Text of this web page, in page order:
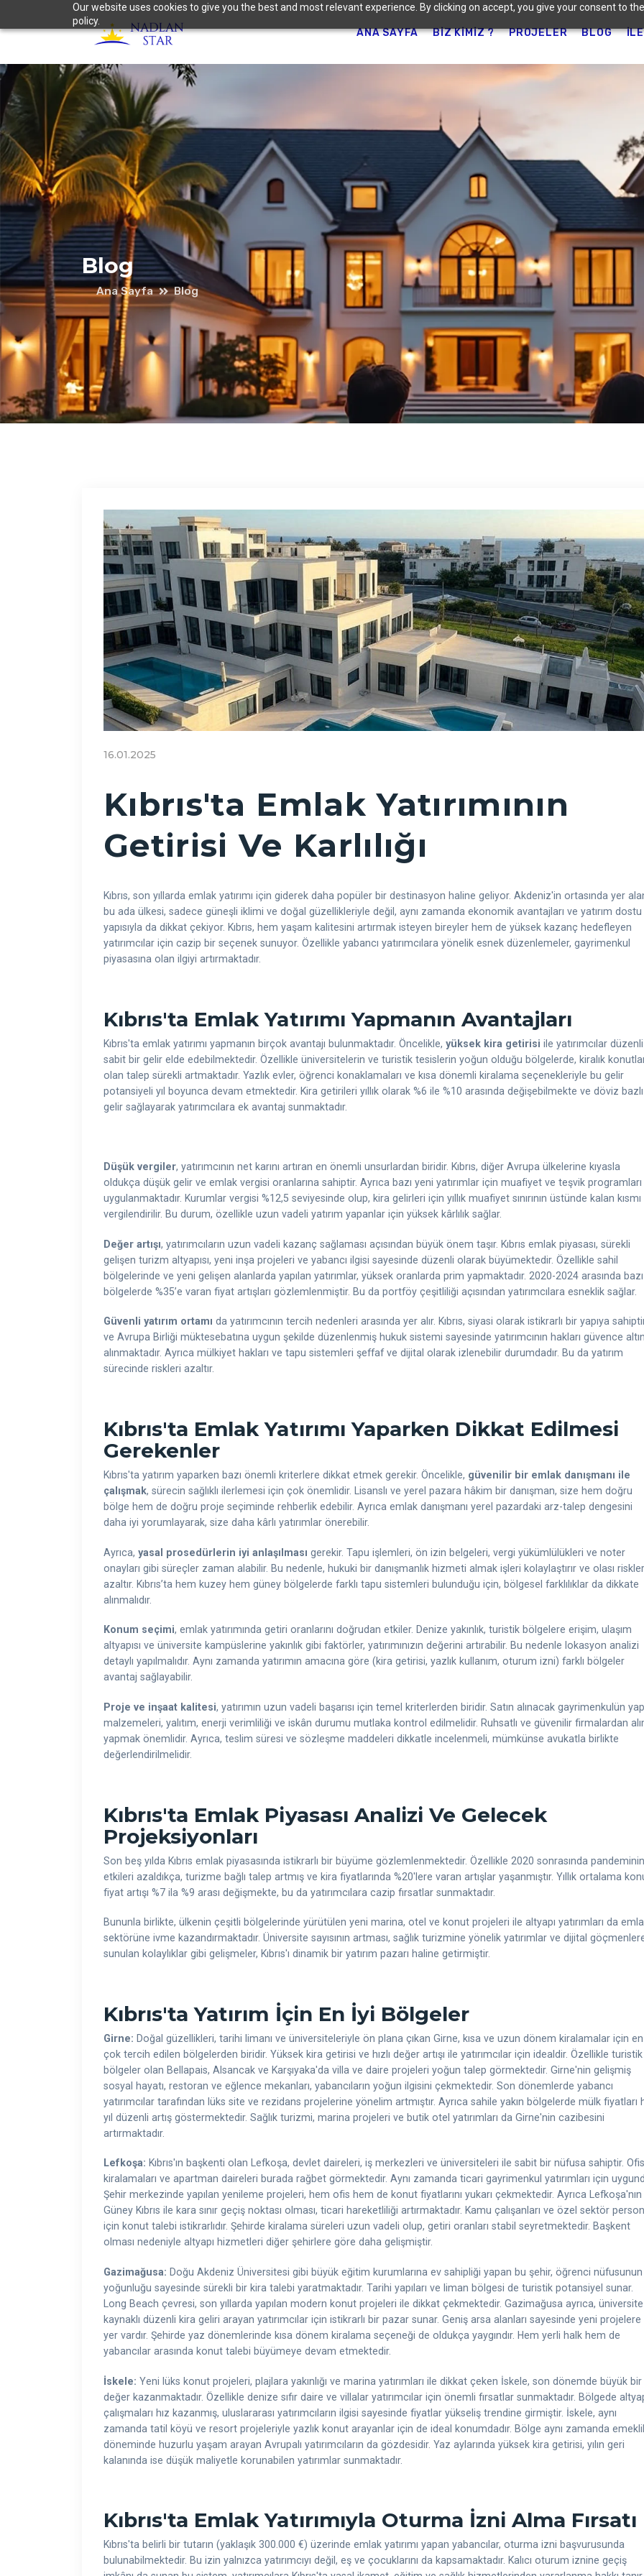
Our website uses cookies to give you the best and most relevant experience. By clicking on accept, you give your consent to
policy.
ANA SAYFA BIZ KIMIZ ? PROJELER BLOG
Blog
Ana Sayfa Blog
16.01.2025
Kıbrıs'ta Emlak Yatırımının
Getirisi Ve Karlılığı
Kıbrıs, son yıllarda emlak yatırımı için giderek daha popüler bir destinasyon haline geliyor. Akdeniz'in ortasında yer
bu ada ülkesi, sadece güneşli iklimi ve doğal güzellikleriyle değil, aynı zamanda ekonomik avantajları ve yatırım dostu
yapısıyla da dikkat çekiyor. Kıbrıs, hem yaşam kalitesini artırmak isteyen bireyler hem de yüksek kazanç hedefleyen
yatırımcılar için cazip bir seçenek sunuyor. Özellikle yabancı yatırımcılara yönelik esnek düzenlemeler, gayrimenkul
piyasasına olan ilgiyi artırmaktadır.
Kıbrıs'ta Emlak Yatırımı Yapmanın Avantajları
Kıbrıs'ta emlak yatırımı yapmanın birçok avantajı bulunmaktadır. Öncelikle, yüksek kira getirisi ile yatırımcılar
sabit bir gelir elde edebilmektedir. Özellikle üniversitelerin ve turistik tesislerin yoğun olduğu bölgelerde, kiralık
olan talep sürekli artmaktadır. Yazlık evler, öğrenci konaklamaları ve kısa dönemli kiralama seçenekleriyle bu gelir
potansiyeli yıl boyunca devam etmektedir. Kira getirileri yıllık olarak %6 ile %10 arasında değişebilmekte ve döviz bazlı
gelir sağlayarak yatırımcılara ek avantaj sunmaktadır.
Düşük vergiler, yatırımcının net karını artıran en önemli unsurlardan biridir. Kıbrıs, diğer Avrupa ülkelerine kıyasla
oldukça düşük gelir ve emlak vergisi oranlarına sahiptir. Ayrıca bazı yeni yatırımlar için muafiyet ve teşvik programları
uygulanmaktadır. Kurumlar vergisi %12,5 seviyesinde olup, kira gelirleri için yıllık muafiyet sınırının üstünde kalan kısmı
vergilendirilir. Bu durum, özellikle uzun vadeli yatırım yapanlar için yüksek kârlılık sağlar.
Değer artışı, yatırımcıların uzun vadeli kazanç sağlaması açısından büyük önem taşır. Kıbrıs emlak piyasası, sürekli
gelişen turizm altyapısı, yeni inşa projeleri ve yabancı ilgisi sayesinde düzenli olarak büyümektedir. Özellikle sahil
bölgelerinde ve yeni gelişen alanlarda yapılan yatırımlar, yüksek oranlarda prim yapmaktadır. 2020-2024 arasında bazı
bölgelerde %35’e varan fiyat artışları gözlemlenmiştir. Bu da portföy çeşitliliği açısından yatırımcılara esneklik sağlar.
Güvenli yatırım ortamı da yatırımcının tercih nedenleri arasında yer alır. Kıbrıs, siyasi olarak istikrarlı bir yapıya
ve Avrupa Birliği müktesebatına uygun şekilde düzenlenmiş hukuk sistemi sayesinde yatırımcının hakları güvence
alınmaktadır. Ayrıca mülkiyet hakları ve tapu sistemleri şeffaf ve dijital olarak izlenebilir durumdadır. Bu da yatırım
sürecinde riskleri azaltır.
Kıbrıs'ta Emlak Yatırımı Yaparken Dikkat Edilmesi
Gerekenler
Kıbrıs'ta yatırım yaparken bazı önemli kriterlere dikkat etmek gerekir. Öncelikle, güvenilir bir emlak danışmanı ile
çalışmak, sürecin sağlıklı ilerlemesi için çok önemlidir. Lisanslı ve yerel pazara hâkim bir danışman, size hem doğru
bölge hem de doğru proje seçiminde rehberlik edebilir. Ayrıca emlak danışmanı yerel pazardaki arz-talep dengesini
daha iyi yorumlayarak, size daha kârlı yatırımlar önerebilir.
Ayrıca, yasal prosedürlerin iyi anlaşılması gerekir. Tapu işlemleri, ön izin belgeleri, vergi yükümlülükleri ve noter
onayları gibi süreçler zaman alabilir. Bu nedenle, hukuki bir danışmanlık hizmeti almak işleri kolaylaştırır ve olası
azaltır. Kıbrıs’ta hem kuzey hem güney bölgelerde farklı tapu sistemleri bulunduğu için, bölgesel farklılıklar da dikkate
alınmalıdır.
Konum seçimi, emlak yatırımında getiri oranlarını doğrudan etkiler. Denize yakınlık, turistik bölgelere erişim, ulaşım
altyapısı ve üniversite kampüslerine yakınlık gibi faktörler, yatırımınızın değerini artırabilir. Bu nedenle lokasyon analizi
detaylı yapılmalıdır. Aynı zamanda yatırımın amacına göre (kira getirisi, yazlık kullanım, oturum izni) farklı bölgeler
avantaj sağlayabilir.
Proje ve inşaat kalitesi, yatırımın uzun vadeli başarısı için temel kriterlerden biridir. Satın alınacak gayrimenkulün
malzemeleri, yalıtım, enerji verimliliği ve iskân durumu mutlaka kontrol edilmelidir. Ruhsatlı ve güvenilir firmalardan
yapmak önemlidir. Ayrıca, teslim süresi ve sözleşme maddeleri dikkatle incelenmeli, mümkünse avukatla birlikte
değerlendirilmelidir.
Kıbrıs'ta Emlak Piyasası Analizi Ve Gelecek
Projeksiyonları
Son beş yılda Kıbrıs emlak piyasasında istikrarlı bir büyüme gözlemlenmektedir. Özellikle 2020 sonrasında pandeminin
etkileri azaldıkça, turizme bağlı talep artmış ve kira fiyatlarında %20'lere varan artışlar yaşanmıştır. Yıllık ortalama
fiyat artışı %7 ila %9 arası değişmekte, bu da yatırımcılara cazip fırsatlar sunmaktadır.
Bununla birlikte, ülkenin çeşitli bölgelerinde yürütülen yeni marina, otel ve konut projeleri ile altyapı yatırımları da
sektörüne ivme kazandırmaktadır. Üniversite sayısının artması, sağlık turizmine yönelik yatırımlar ve dijital
sunulan kolaylıklar gibi gelişmeler, Kıbrıs'ı dinamik bir yatırım pazarı haline getirmiştir.
Kıbrıs'ta Yatırım İçin En İyi Bölgeler
Girne: Doğal güzellikleri, tarihi limanı ve üniversiteleriyle ön plana çıkan Girne, kısa ve uzun dönem kiralamalar için en
çok tercih edilen bölgelerden biridir. Yüksek kira getirisi ve hızlı değer artışı ile yatırımcılar için idealdir. Özellikle turistik
bölgeler olan Bellapais, Alsancak ve Karşıyaka'da villa ve daire projeleri yoğun talep görmektedir. Girne'nin gelişmiş
sosyal hayatı, restoran ve eğlence mekanları, yabancıların yoğun ilgisini çekmektedir. Son dönemlerde yabancı
yatırımcılar tarafından lüks site ve rezidans projelerine yönelim artmıştır. Ayrıca sahile yakın bölgelerde mülk fiyatları
yıl düzenli artış göstermektedir. Sağlık turizmi, marina projeleri ve butik otel yatırımları da Girne'nin cazibesini
artırmaktadır.
Lefkoşa: Kıbrıs'ın başkenti olan Lefkoşa, devlet daireleri, iş merkezleri ve üniversiteleri ile sabit bir nüfusa sahiptir. Ofis
kiralamaları ve apartman daireleri burada rağbet görmektedir. Aynı zamanda ticari gayrimenkul yatırımları için
Şehir merkezinde yapılan yenileme projeleri, hem ofis hem de konut fiyatlarını yukarı çekmektedir. Ayrıca Lefkoşa'nın
Güney Kıbrıs ile kara sınır geçiş noktası olması, ticari hareketliliği artırmaktadır. Kamu çalışanları ve özel sektör
için konut talebi istikrarlıdır. Şehirde kiralama süreleri uzun vadeli olup, getiri oranları stabil seyretmektedir. Başkent
olması nedeniyle altyapı hizmetleri diğer şehirlere göre daha gelişmiştir.
Gazimağusa: Doğu Akdeniz Üniversitesi gibi büyük eğitim kurumlarına ev sahipliği yapan bu şehir, öğrenci nüfusunun
yoğunluğu sayesinde sürekli bir kira talebi yaratmaktadır. Tarihi yapıları ve liman bölgesi de turistik potansiyel sunar.
Long Beach çevresi, son yıllarda yapılan modern konut projeleri ile dikkat çekmektedir. Gazimağusa ayrıca, üniversite
kaynaklı düzenli kira geliri arayan yatırımcılar için istikrarlı bir pazar sunar. Geniş arsa alanları sayesinde yeni projelere
yer vardır. Şehirde yaz dönemlerinde kısa dönem kiralama seçeneği de oldukça yaygındır. Hem yerli halk hem de
yabancılar arasında konut talebi büyümeye devam etmektedir.
İskele: Yeni lüks konut projeleri, plajlara yakınlığı ve marina yatırımları ile dikkat çeken İskele, son dönemde büyük bir
değer kazanmaktadır. Özellikle denize sıfır daire ve villalar yatırımcılar için önemli fırsatlar sunmaktadır. Bölgede
çalışmaları hız kazanmış, uluslararası yatırımcıların ilgisi sayesinde fiyatlar yükseliş trendine girmiştir. İskele, aynı
zamanda tatil köyü ve resort projeleriyle yazlık konut arayanlar için de ideal konumdadır. Bölge aynı zamanda
döneminde huzurlu yaşam arayan Avrupalı yatırımcıların da gözdesidir. Yaz aylarında yüksek kira getirisi, yılın geri
kalanında ise düşük maliyetle korunabilen yatırımlar sunmaktadır.
Kıbrıs'ta Emlak Yatırımıyla Oturma İzni Alma Fırsatı
Kıbrıs'ta belirli bir tutarın (yaklaşık 300.000 €) üzerinde emlak yatırımı yapan yabancılar, oturma izni başvurusunda
bulunabilmektedir. Bu izin yalnızca yatırımcıyı değil, eş ve çocuklarını da kapsamaktadır. Kalıcı oturum iznine geçiş